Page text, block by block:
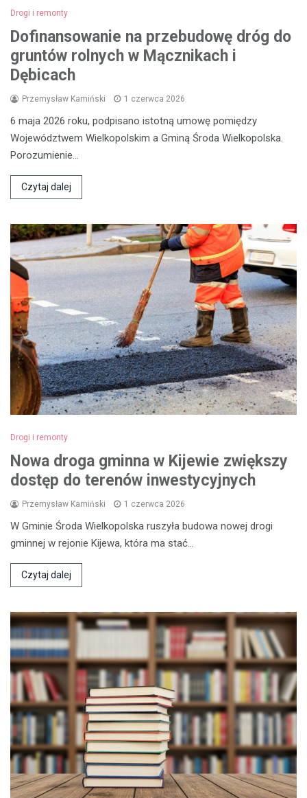
Drogi i remonty
Dofinansowanie na przebudowę dróg do
gruntów rolnych w Mącznikach i
Dębicach
Przemysław Kamiński 1 czerwca 2026
6 maja 2026 roku, podpisano istotną umowę pomiędzy
Województwem Wielkopolskim a Gminą Środa Wielkopolska.
Porozumienie…
Czytaj dalej
Drogi i remonty
Nowa droga gminna w Kijewie zwiększy
dostęp do terenów inwestycyjnych
Przemysław Kamiński 1 czerwca 2026
W Gminie Środa Wielkopolska ruszyła budowa nowej drogi
gminnej w rejonie Kijewa, która ma stać…
Czytaj dalej